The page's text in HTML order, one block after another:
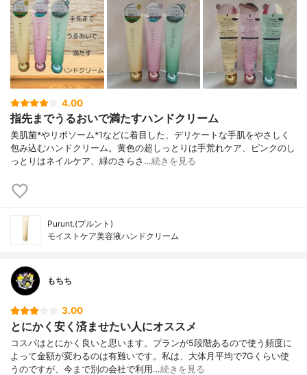
4.00
指先までうるおいで満たすハンドクリーム
美肌菌*やリポソーム*1などに着目した、デリケートな手肌をやさしく
包み込むハンドクリーム。黄色の超しっとりは手荒れケア、ピンクのし
っとりはネイルケア、緑のさらさ…続きを見る
Purunt.(プルント)
モイストケア美容液ハンドクリーム
もちち
3.00
とにかく安く済ませたい人にオススメ
コスパはとにかく良いと思います。プランが5段階あるので使う頻度に
よって金額が変わるのは有難いです。私は、大体月平均で7Gくらい使
うのですが、今まで別の会社で利用…続きを見る